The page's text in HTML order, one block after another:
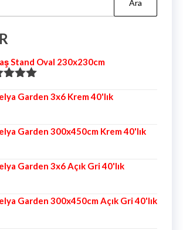
Stand Oval 230x230cm
oy aldıGarden 3x6 Krem 40'lık
Garden 300x450cm Krem 40'lık
Garden 3x6 Açık Gri 40'lık
Garden 300x450cm Açık Gri 40'lık